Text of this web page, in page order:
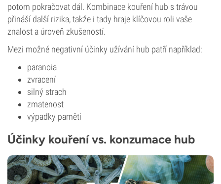
potom pokračovat dál. Kombinace kouření hub s trávou
přináší další rizika, takže i tady hraje klíčovou roli vaše
znalost a úroveň zkušeností.
Mezi možné negativní účinky užívání hub patří například:
paranoia
zvracení
silný strach
zmatenost
výpadky paměti
Účinky kouření vs. konzumace hub